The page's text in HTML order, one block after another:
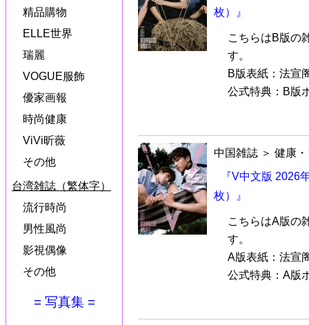
精品購物
ELLE世界
瑞麗
VOGUE服飾
優家画報
時尚健康
ViVi昕薇
その他
台湾雑誌（繁体字）
流行時尚
男性風尚
影視偶像
その他
= 写真集 =
枚）』
こちらはB版の
す。
B版表紙：法宣
公式特典：B版
中国雑誌 ＞ 健康
『V中文版 2026
枚）』
こちらはA版の
す。
A版表紙：法宣
公式特典：A版